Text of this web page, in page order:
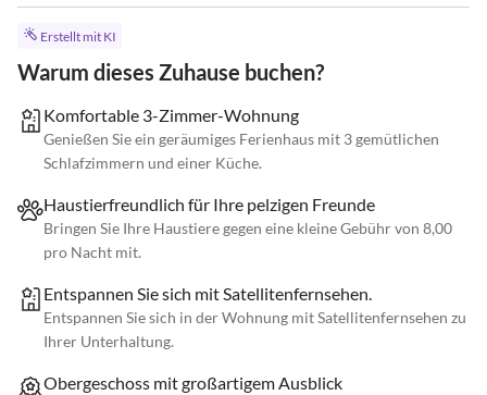
Erstellt mit KI
Warum dieses Zuhause buchen?
Komfortable 3-Zimmer-Wohnung
Genießen Sie ein geräumiges Ferienhaus mit 3 gemütlichen
Schlafzimmern und einer Küche.
Haustierfreundlich für Ihre pelzigen Freunde
Bringen Sie Ihre Haustiere gegen eine kleine Gebühr von 8,00
pro Nacht mit.
Entspannen Sie sich mit Satellitenfernsehen.
Entspannen Sie sich in der Wohnung mit Satellitenfernsehen zu
Ihrer Unterhaltung.
Obergeschoss mit großartigem Ausblick